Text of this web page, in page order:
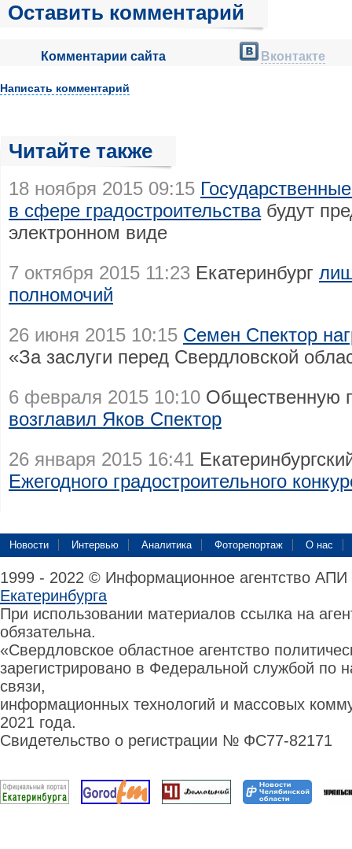
Оставить комментарий
Комментарии сайта Вконтакте
Написать комментарий
Читайте также
18 ноября 2015 09:15
в сфере градостроительствабудут
электронном виде
7 октября 2015 11:23 Екатеринбург
полномочий
26 июня 2015 10:15 Семен Спектор
«За заслуги перед Свердловской
6 февраля 2015 10:10 Общественную
возглавил Яков Спектор
26 января 2015 16:41
Ежегодного градостроительного
Новости Интервью Аналитика Фоторепортаж О нас
1999 - 2022 © Информационное агентство
Екатеринбурга
При использовании материалов ссылка на
обязательна.
«Свердловское областное агентство
зарегистрировано в Федеральной службой по
связи,
информационных технологий и массовых
2021 года.
Свидетельство о регистрации № ФС77-82171